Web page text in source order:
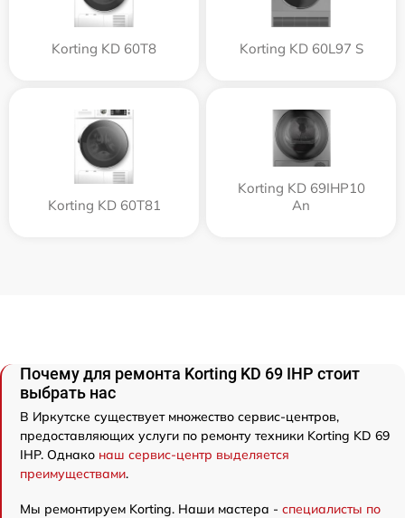
Korting KD 60T8 Korting KD 60L97 S
Korting KD 60T81
Korting KD 69IHP10
An
Почему для ремонта Korting KD 69 IHP стоит
выбрать нас
В Иркутске существует множество сервис-центров,
предоставляющих услуги по ремонту техники Korting KD 69
IHP. Однако наш сервис-центр выделяется
преимуществами.
Мы ремонтируем Korting. Наши мастера - специалисты по